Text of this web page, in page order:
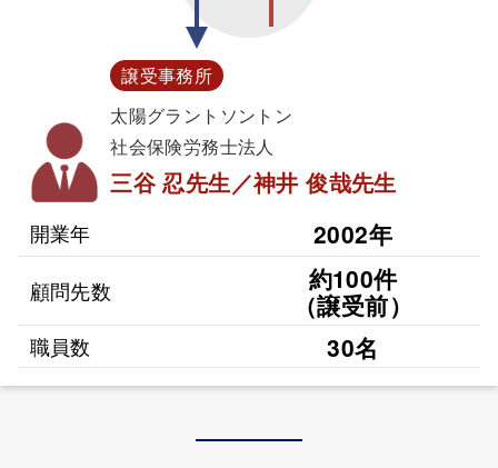
譲受事務所
太陽グラントソントン
社会保険労務士法人
三谷 忍先生／神井 俊哉先生
開業年 2002年
顧問先数
約100件
（譲受前）
職員数 30名